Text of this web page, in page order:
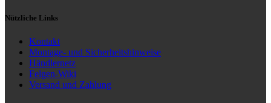
Nützliche Links
Kontakt
Montage- und Sicherheitshinweise
Händlernetz
Felgen-Wiki
Versand und Zahlung